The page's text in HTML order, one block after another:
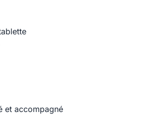
et accompagné